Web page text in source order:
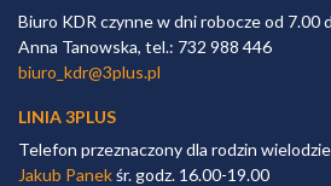
Biuro KDR czynne w dni robocze od 7.00
Anna Tanowska, tel.: 732 988 446
biuro_kdr@3plus.pl
LINIA 3PLUS
Telefon przeznaczony dla rodzin
Jakub Panekśr. godz. 16.00-19.00